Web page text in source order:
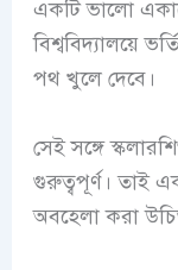
একটি ভালো
বিশ্ববিদ্যালয়ে
পথ খুলে দেবে।
সেই সঙ্গে
গুরুত্বপূর্ণ। তাই
অবহেলা করা